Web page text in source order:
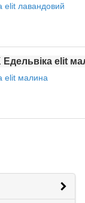
elit лавандовий
elit малина